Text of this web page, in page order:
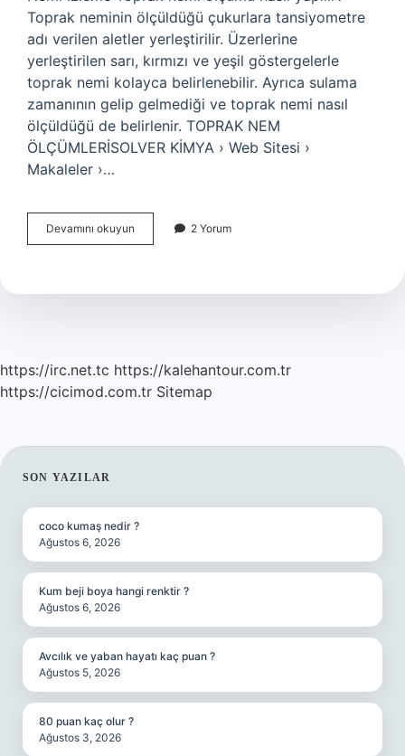
Toprak neminin ölçüldüğü çukurlara tansiyometre
adı verilen aletler yerleştirilir. Üzerlerine
yerleştirilen sarı, kırmızı ve yeşil göstergelerle
toprak nemi kolayca belirlenebilir. Ayrıca sulama
zamanının gelip gelmediği ve toprak nemi nasıl
ölçüldüğü de belirlenir. TOPRAK NEM
ÖLÇÜMLERİSOLVER KİMYA › Web Sitesi ›
Makaleler ›…
Devamını okuyun Toprağın
Nemli
Anlarız
2 Yorum
https://irc.net.tc https://kalehantour.com.tr
https://cicimod.com.tr Sitemap
SIDEBAR
SON YAZILAR
coco kumaş nedir ?
Ağustos 6, 2026
Kum beji boya hangi renktir ?
Ağustos 6, 2026
Avcılık ve yaban hayatı kaç puan ?
Ağustos 5, 2026
80 puan kaç olur ?
Ağustos 3, 2026